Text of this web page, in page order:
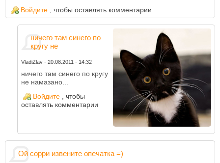
Войдите
, чтобы оставлять комментарии
ничего там синего по
кругу не
VladiZlav- 20.08.2011 - 14:32
ничего там синего по кругу
не намазано...
Войдите
, чтобы
оставлять комментарии
Ой сорри извените опечатка =)